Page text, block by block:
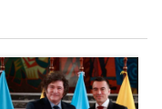
Senado dio media
de tendencia con